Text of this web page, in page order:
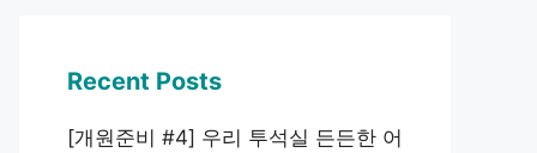
Recent Posts
[개원준비 #4] 우리 투석실 든든한 어